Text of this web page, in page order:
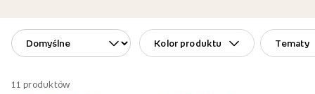
Kolor produktu Tematy
11 produktów